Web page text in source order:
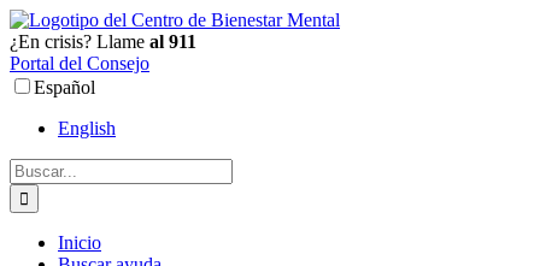
Ir
al
contenido
¿En crisis? Llame al 911
Portal del Consejo
Español
English
Buscar:
Inicio